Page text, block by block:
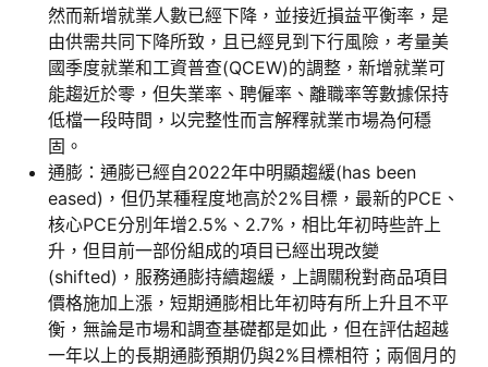
然而新增就業人數已經下降，並接近損益平衡率，是
由供需共同下降所致，且已經見到下行風險，考量美
國季度就業和工資普查(QCEW)的調整，新增就業可
能趨近於零，但失業率、聘僱率、離職率等數據保持
低檔一段時間，以完整性而言解釋就業市場為何穩
固。
通膨：通膨已經自2022年中明顯趨緩(has been
eased)，但仍某種程度地高於2%目標，最新的PCE、
核心PCE分別年增2.5%、2.7%，相比年初時些許上
升，但目前一部份組成的項目已經出現改變
(shifted)，服務通膨持續趨緩，上調關稅對商品項目
價格施加上漲，短期通膨相比年初時有所上升且不平
衡，無論是市場和調查基礎都是如此，但在評估超越
一年以上的長期通膨預期仍與2%目標相符；兩個月的